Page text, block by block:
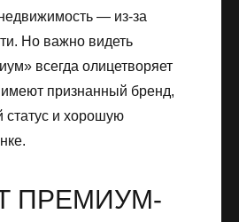
— из-за
Но важно видеть
всегда олицетворяет
признанный бренд,
статус и хорошую
ПРЕМИУМ-